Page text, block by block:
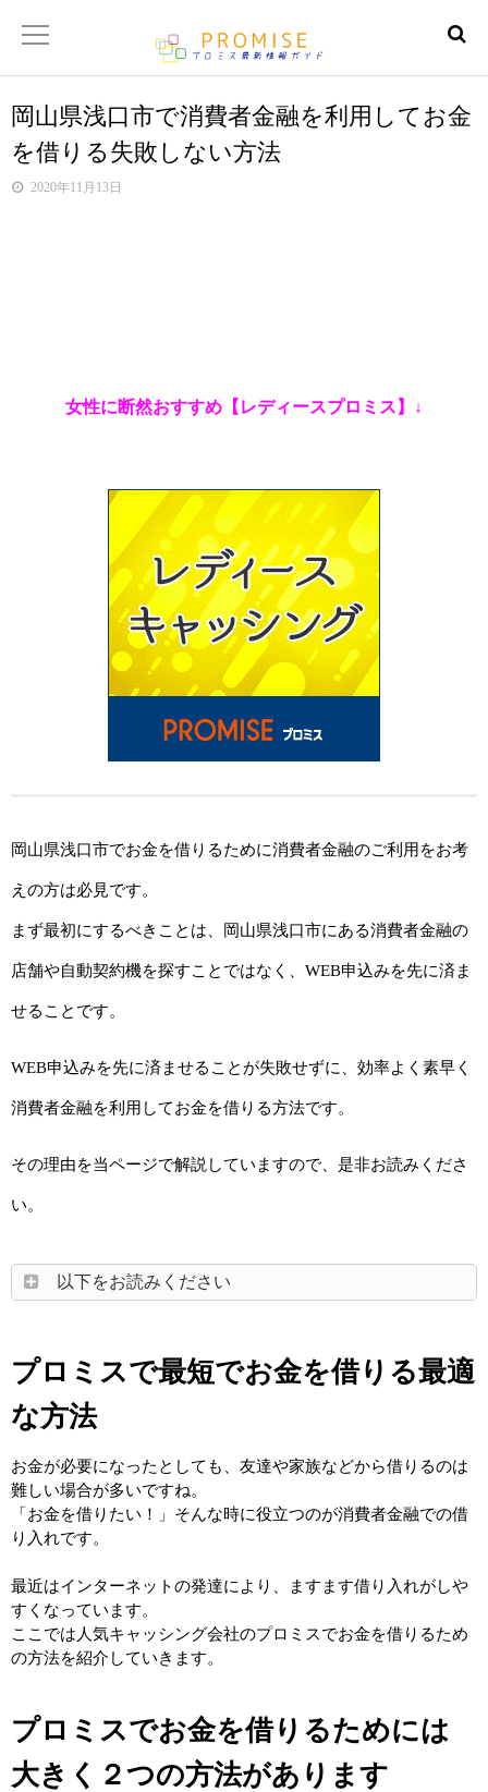
返済金額シュミレーター
【サイトマップ】
岡山県浅口市で消費者金融を利用してお金
を借りる失敗しない方法
2020年11月13日
女性に断然おすすめ【レディースプロミス】↓
岡山県浅口市でお金を借りるために消費者金融のご利用をお考
えの方は必見です。
まず最初にするべきことは、岡山県浅口市にある消費者金融の
店舗や自動契約機を探すことではなく、WEB申込みを先に済ま
せることです。
WEB申込みを先に済ませることが失敗せずに、効率よく素早く
消費者金融を利用してお金を借りる方法です。
その理由を当ページで解説していますので、是非お読みくださ
い。
以下をお読みください
プロミスで最短でお金を借りる最適
な方法
お金が必要になったとしても、友達や家族などから借りるのは
難しい場合が多いですね。
「お金を借りたい！」そんな時に役立つのが消費者金融での借
り入れです。
最近はインターネットの発達により、ますます借り入れがしや
すくなっています。
ここでは人気キャッシング会社のプロミスでお金を借りるため
の方法を紹介していきます。
プロミスでお金を借りるためには
大きく２つの方法があります